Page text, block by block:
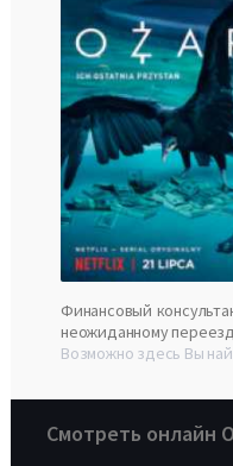
Финансовый
неожиданному
Возможно здесь Вы
Смотреть онлайн